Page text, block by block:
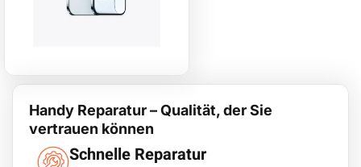
Handy Reparatur – Qualität, der Sie
vertrauen können
Schnelle Reparatur